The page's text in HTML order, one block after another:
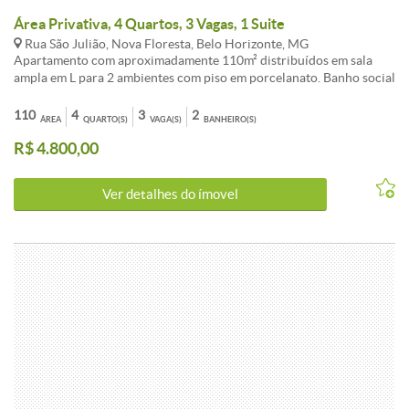
Área Privativa, 4 Quartos, 3 Vagas, 1 Suite
Rua São Julião, Nova Floresta, Belo Horizonte, MG
Apartamento com aproximadamente 110m² distribuídos em sala
ampla em L para 2 ambientes com piso em porcelanato. Banho social
hidromassagem, piso em laminado de madeira. Cozinha com
armários, bancada e piso de granito, área de serviço, quarto e banho
de serviço. Área privativa semi coberta. Imóvel poderá ser alugado
pastilhas de cerâmica, 12 pavimentos sendo 2 apartamentos por
andar, elevador, interfone, portão eletrônico, cerca elétrica, salão
ÁREA
110 QUARTO(S)
4 VAGA(S)
3 BANHEIRO(S)
2
R$ 4.800,00
Ver detalhes do ímovel